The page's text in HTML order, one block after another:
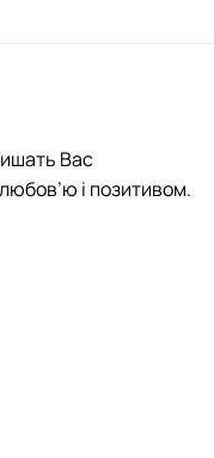
Вас
і позитивом.